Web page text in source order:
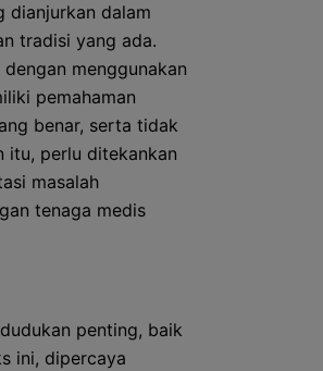
dianjurkan dalam
tradisi yang ada.
menggunakan
pemahaman
benar, serta tidak
itu, perlu ditekankan
masalah
tenaga medis
penting, baik
ini, dipercaya